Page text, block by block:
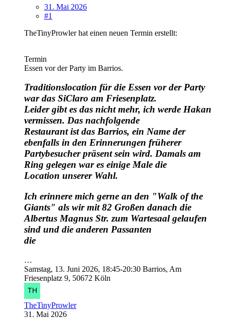
31. Mai 2026
#1
TheTinyProwler hat einen neuen Termin erstellt:
Termin
Essen vor der Party im Barrios.
Traditionslocation für die Essen vor der Party
war das SiClaro am Friesenplatz.
Leider gibt es das nicht mehr, ich werde Hakan
vermissen. Das nachfolgende
Restaurant ist das Barrios, ein Name der
ebenfalls in den Erinnerungen früherer
Partybesucher präsent sein wird. Damals am
Ring gelegen war es einige Male die
Location unserer Wahl.
Ich erinnere mich gerne an den "Walk of the
Giants" als wir mit 82 Großen danach die
Albertus Magnus Str. zum Wartesaal gelaufen
sind und die anderen Passanten
die
…
Samstag, 13. Juni 2026, 18:45-20:30 Barrios, Am
Friesenplatz 9, 50672 Köln
TheTinyProwler
31. Mai 2026